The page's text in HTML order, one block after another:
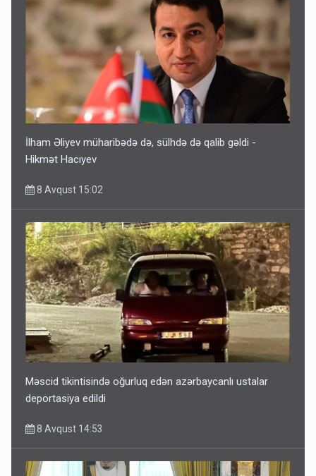
İlham Əliyev müharibədə də, sülhdə də qalib gəldi -
Hikmət Hacıyev
8 Avqust 15:02
Məscid tikintisində oğurluq edən azərbaycanlı ustalar
deportasiya edildi
8 Avqust 14:53